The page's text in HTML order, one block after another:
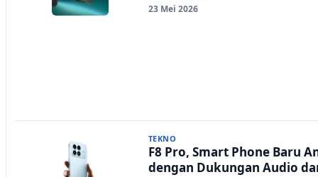
23 Mei 2026
TEKNO
F8 Pro, Smart Phone Baru
dengan Dukungan Audio